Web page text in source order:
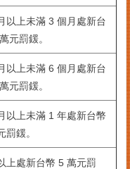
以上未滿 3 個月處新台
元罰鍰。
以上未滿 6 個月處新台
元罰鍰。
以上未滿 1 年處新台幣
罰鍰。
上處新台幣 5 萬元罰